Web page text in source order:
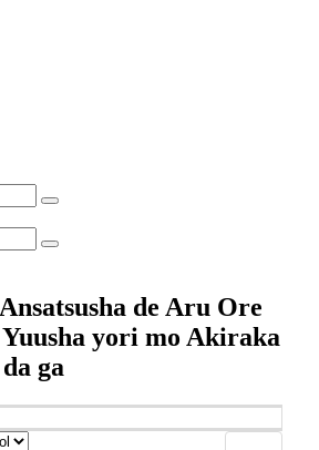
de Aru Ore
Yuusha yori mo Akiraka
ga